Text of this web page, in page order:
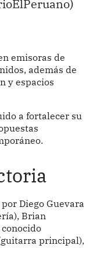
emisoras de
además de
y espacios
a fortalecer su
Diego Guevara
Brian
principal),